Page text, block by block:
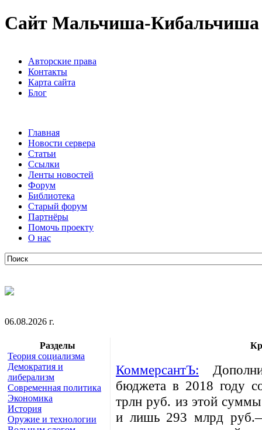
Сайт Мальчиша-Кибальчиша
Авторские права
Контакты
Карта сайта
Блог
Главная
Новости сервера
Статьи
Ссылки
Ленты новостей
Форум
Библиотека
Старый форум
Партнёры
Помочь проекту
О нас
06.08.2026 г.
Разделы
Теория социализма
Демократия и
либерализм
Современная политика
Экономика
История
Оружие и технологии
КоммерсантЪ:
бюджета в 2018 году
трлн руб. из этой суммы
и лишь 293 млрд руб.—